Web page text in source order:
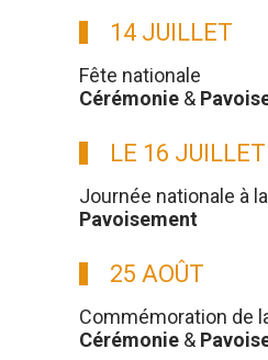
14 JUILLET
Fête nationale
Cérémonie &
LE 16
Journée nationale à
Pavoisement
25 AOÛT
Commémoration de
Cérémonie &